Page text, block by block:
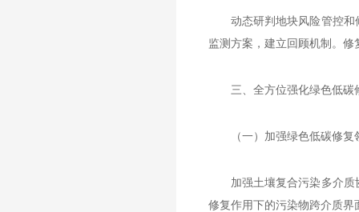
动态研判地块风险管控
监测方案，建立回顾机制。
三、全方位强化绿色低碳
（一）加强绿色低碳修
加强土壤复合污染多介
修复作用下的污染物跨介质